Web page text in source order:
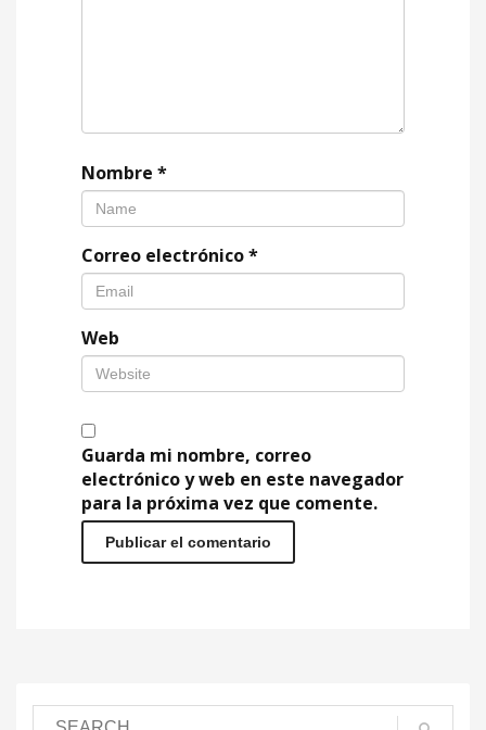
Nombre *
Correo electrónico*
Web
Guarda mi nombre, correo
electrónico y web en este navegador
para la próxima vez que comente.